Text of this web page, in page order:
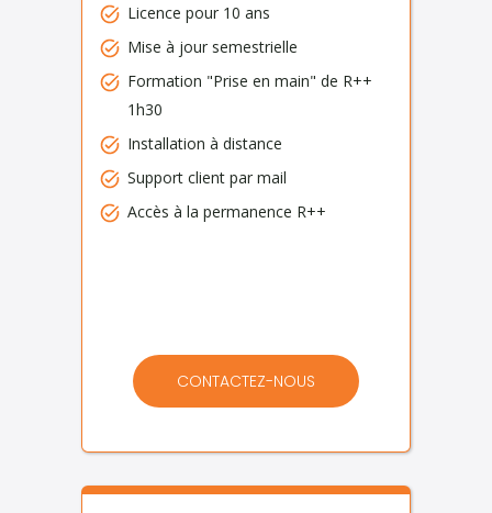
Licence pour 10 ans
Mise à jour semestrielle
Formation "Prise en main" de R++
1h30
Installation à distance
Support client par mail
Accès à la permanence R++
CONTACTEZ-NOUS